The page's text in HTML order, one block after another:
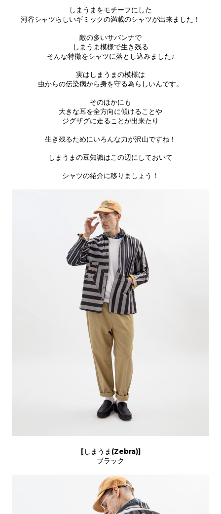
しまうまをモチーフにした
河谷シャツらしいギミックの満載のシャツが出来ました！
敵の多いサバンナで
しまうま模様で生き残る
そんな特徴をシャツに落とし込みました♪
実はしまうまの模様は
虫からの伝染病から身を守る為らしいんです。
そのほかにも
大きな耳を全方向に傾けることや
ジグザグに走ることが出来たり
生き残るためにいろんな力が沢山ですね！
しまうまの豆知識はこの辺にしておいて
シャツの紹介に移りましょう！
[しまうま(Zebra)]
ブラック